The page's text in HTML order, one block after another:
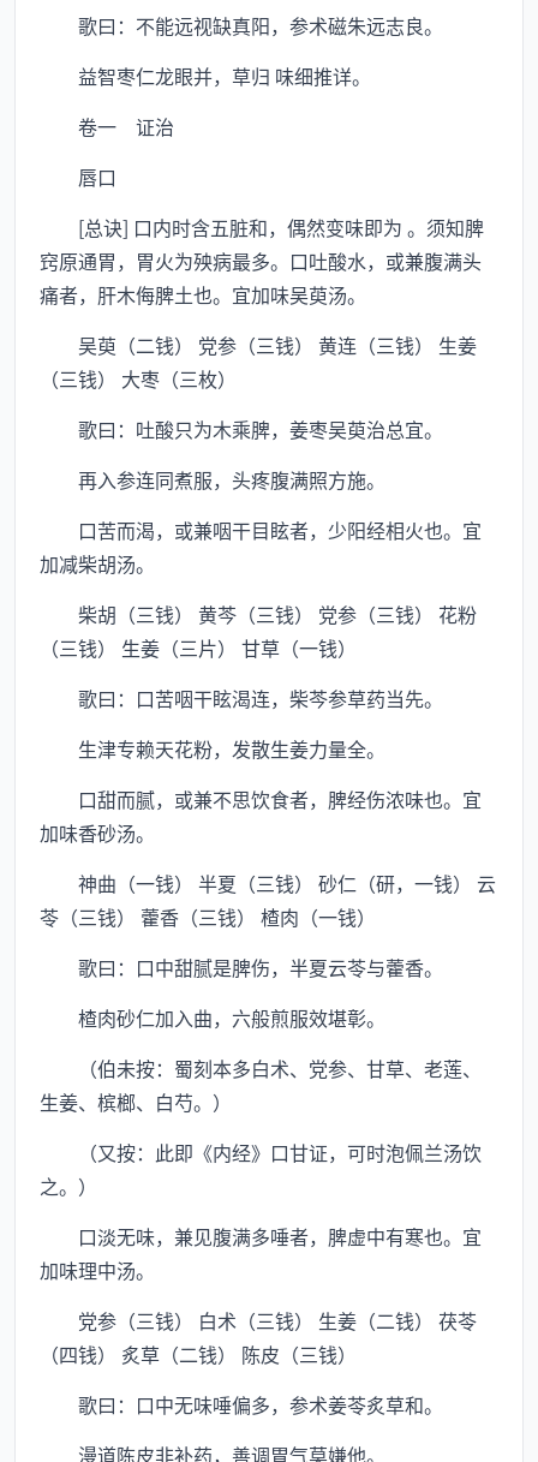
歌曰：不能远视缺真阳，参术磁朱远志良。
益智枣仁龙眼并，草归 味细推详。
卷一 证治
唇口
[总诀] 口内时含五脏和，偶然变味即为 。须知脾
窍原通胃，胃火为殃病最多。口吐酸水，或兼腹满头
痛者，肝木侮脾土也。宜加味吴萸汤。
吴萸（二钱） 党参（三钱） 黄连（三钱） 生姜
（三钱） 大枣（三枚）
歌曰：吐酸只为木乘脾，姜枣吴萸治总宜。
再入参连同煮服，头疼腹满照方施。
口苦而渴，或兼咽干目眩者，少阳经相火也。宜
加减柴胡汤。
柴胡（三钱） 黄芩（三钱） 党参（三钱） 花粉
（三钱） 生姜（三片） 甘草（一钱）
歌曰：口苦咽干眩渴连，柴芩参草药当先。
生津专赖天花粉，发散生姜力量全。
口甜而腻，或兼不思饮食者，脾经伤浓味也。宜
加味香砂汤。
神曲（一钱） 半夏（三钱） 砂仁（研，一钱） 云
苓（三钱） 藿香（三钱） 楂肉（一钱）
歌曰：口中甜腻是脾伤，半夏云苓与藿香。
楂肉砂仁加入曲，六般煎服效堪彰。
（伯未按：蜀刻本多白术、党参、甘草、老莲、
生姜、槟榔、白芍。）
（又按：此即《内经》口甘证，可时泡佩兰汤饮
之。）
口淡无味，兼见腹满多唾者，脾虚中有寒也。宜
加味理中汤。
党参（三钱） 白术（三钱） 生姜（二钱） 茯苓
（四钱） 炙草（二钱） 陈皮（三钱）
歌曰：口中无味唾偏多，参术姜苓炙草和。
漫道陈皮非补药，善调胃气莫嫌他。